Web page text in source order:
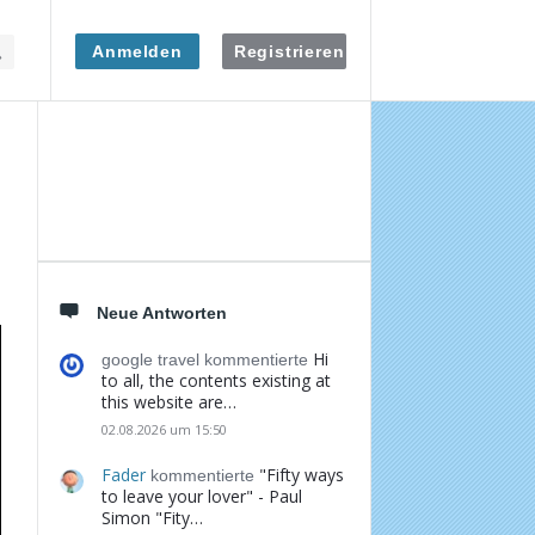
Anmelden Registrieren
Seitenleiste
Neue Antworten
google travel kommentierte Hi
to all, the contents existing at
this website are…
02.08.2026 um 15:50
Fader kommentierte "Fifty ways
to leave your lover" - Paul
Simon "Fity…